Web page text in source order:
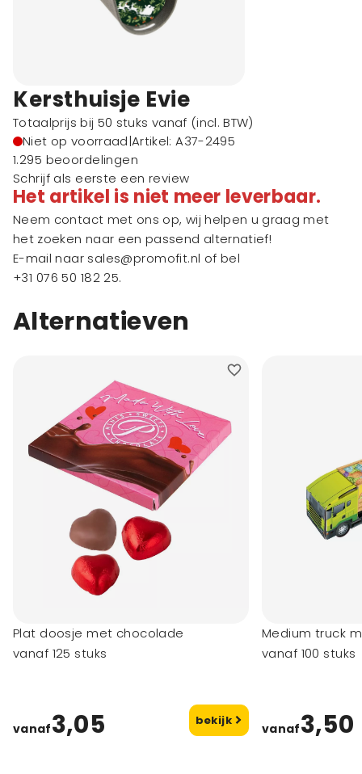
Kersthuisje Evie
Totaalprijs bij 50 stuks vanaf (incl. BTW)
Niet op voorraad|Artikel: A37-2495
1.295 beoordelingen
Schrijf als eerste een review
Het artikel is niet meer leverbaar.
Neem contact met ons op, wij helpen u graag met
het zoeken naar een passend alternatief!
E-mail naar sales@promofit.nl of bel
+31 076 50 182 25.
Alternatieven
Plat doosje met chocolade
vanaf 125 stuks
vanaf3,05 bekijk
Medium truck
vanaf 100 stuks
vanaf3,50